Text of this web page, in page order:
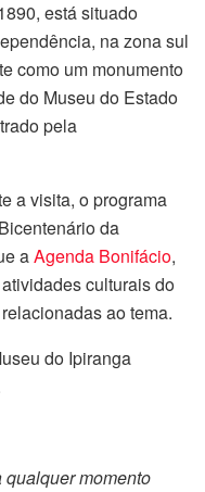
está situado
na zona sul
como um monumento
do Museu do Estado
pela
a visita, o programa
da
aAgenda Bonifácio,
culturais do
ao tema.
do Ipiranga
momento